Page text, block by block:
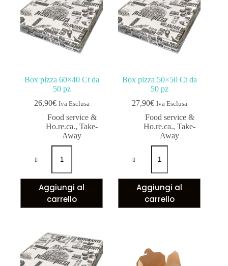
Box pizza 60×40 Ct da
50 pz
26,90€ Iva Esclusa
Food service &
Ho.re.ca.,Take-
Away
Aggiungi al
carrello
Box pizza 50×50 Ct da
50 pz
27,90€ Iva Esclusa
Food service &
Ho.re.ca.,Take-
Away
Aggiungi al
carrello